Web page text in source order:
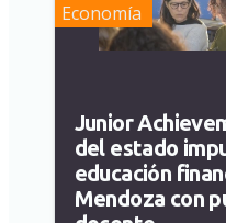
Economía
Junior
del estado
educación
Mendoza con